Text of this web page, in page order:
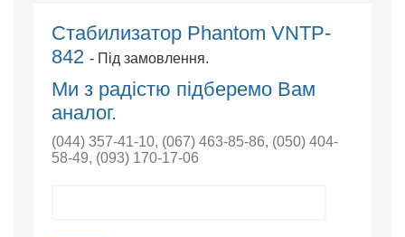
Стабилизатор Phantom VNTP-
842 - Під замовлення.
Ми з радістю підберемо Вам
аналог.
(044) 357-41-10, (067) 463-85-86, (050) 404-
58-49, (093) 170-17-06